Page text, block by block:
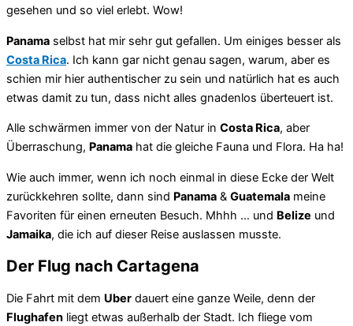
gesehen und so viel erlebt. Wow!
Panama selbst hat mir sehr gut gefallen. Um einiges besser als
Costa Rica. Ich kann gar nicht genau sagen, warum, aber es
schien mir hier authentischer zu sein und natürlich hat es auch
etwas damit zu tun, dass nicht alles gnadenlos überteuert ist.
Alle schwärmen immer von der Natur in Costa Rica, aber
Überraschung, Panama hat die gleiche Fauna und Flora. Ha ha!
Wie auch immer, wenn ich noch einmal in diese Ecke der Welt
zurückkehren sollte, dann sind Panama & Guatemala meine
Favoriten für einen erneuten Besuch. Mhhh … und Belize und
Jamaika, die ich auf dieser Reise auslassen musste.
Der Flug nach Cartagena
Die Fahrt mit dem Uber dauert eine ganze Weile, denn der
Flughafen liegt etwas außerhalb der Stadt. Ich fliege vom